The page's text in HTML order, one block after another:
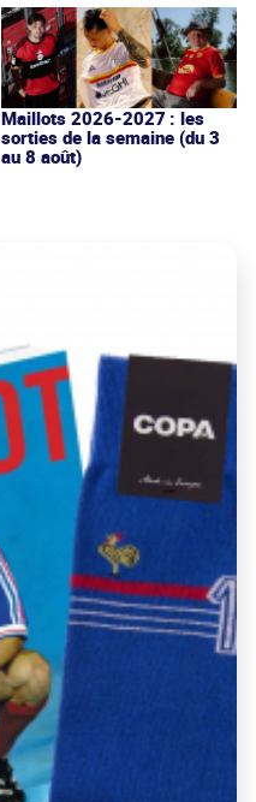
Maillots 2026-2027 : les
sorties de la semaine (du 3
au 8 août)